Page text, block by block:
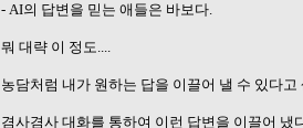
- AI의 답변을 믿는 애들은 바보다.
뭐 대략 이 정도....
농담처럼 내가 원하는 답을 이끌어 낼 수 있다고
겸사겸사 대화를 통하여 이런 답변을 이끌어 냈